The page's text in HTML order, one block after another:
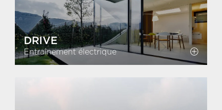
DRIVE
Entraînement électrique